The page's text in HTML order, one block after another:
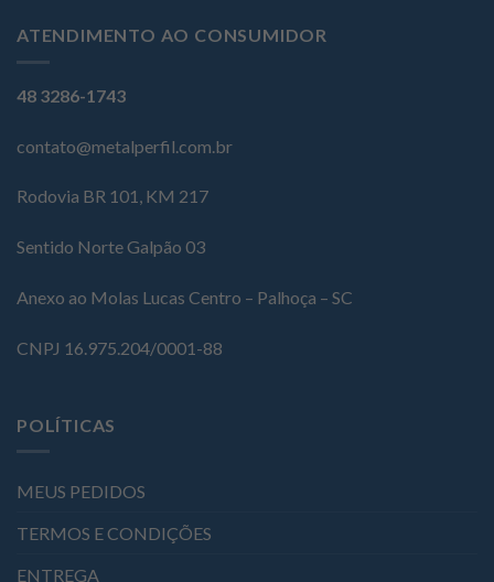
ATENDIMENTO AO CONSUMIDOR
48 3286-1743
contato@metalperfil.com.br
Rodovia BR 101, KM 217
Sentido Norte Galpão 03
Anexo ao Molas Lucas Centro – Palhoça – SC
CNPJ 16.975.204/0001-88
POLÍTICAS
MEUS PEDIDOS
TERMOS E CONDIÇÕES
ENTREGA